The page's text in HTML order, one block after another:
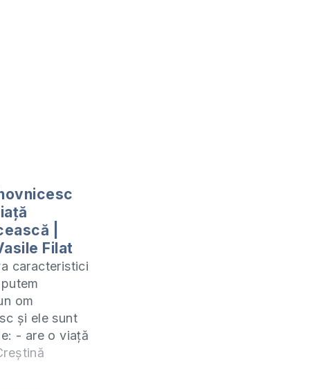
|
Filat
caracteristici
om
și ele sunt
- are o viață
rugăciune -